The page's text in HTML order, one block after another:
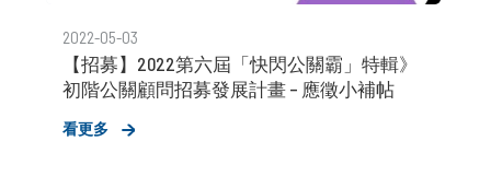
2022-05-03
【招募】2022第六屆「快閃公關霸」特輯》
初階公關顧問招募發展計畫 – 應徵小補帖
看更多